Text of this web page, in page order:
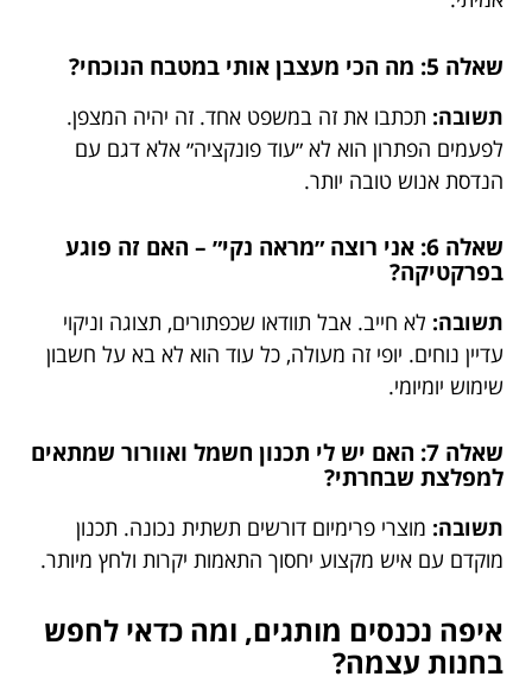
שאלה 5: מה הכי מעצבן אותי במטבח הנוכחי?
תשובה: תכתבו את זה במשפט אחד. זה יהיה המצפן.
לפעמים הפתרון הוא לא ״עוד פונקציה״ אלא דגם עם
הנדסת אנוש טובה יותר.
שאלה 6: אני רוצה ״מראה נקי״ – האם זה פוגע
בפרקטיקה?
תשובה: לא חייב. אבל תוודאו שכפתורים, תצוגה וניקוי
עדיין נוחים. יופי זה מעולה, כל עוד הוא לא בא על חשבון
שימוש יומיומי.
שאלה 7: האם יש לי תכנון חשמל ואוורור שמתאים
למפלצת שבחרתי?
תשובה: מוצרי פרימיום דורשים תשתית נכונה. תכנון
מוקדם עם איש מקצוע יחסוך התאמות יקרות ולחץ מיותר.
איפה נכנסים מותגים, ומה כדאי לחפש
בחנות עצמה?